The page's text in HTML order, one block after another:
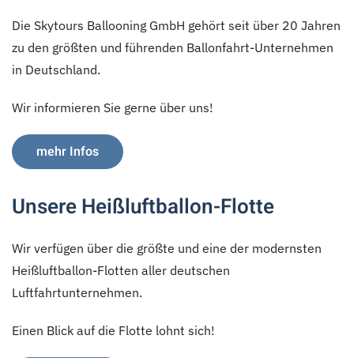
Die Skytours Ballooning GmbH gehört seit über 20 Jahren
zu den größten und führenden Ballonfahrt-Unternehmen
in Deutschland.
Wir informieren Sie gerne über uns!
mehr Infos
Unsere Heißluftballon-Flotte
Wir verfügen über die größte und eine der modernsten
Heißluftballon-Flotten aller deutschen
Luftfahrtunternehmen.
Einen Blick auf die Flotte lohnt sich!